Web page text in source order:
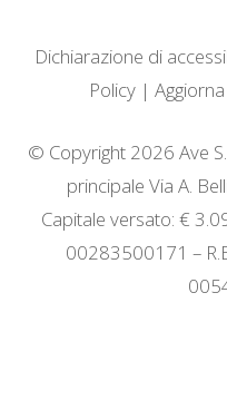
Dichiarazione di
Policy|
© Copyright 2026 Ave
principale Via A.
Capitale versato: €
00283500171 –